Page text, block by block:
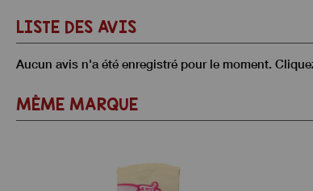
LISTE DES AVIS
Aucun avis n'a été enregistré pour le moment.
MÊME MARQUE